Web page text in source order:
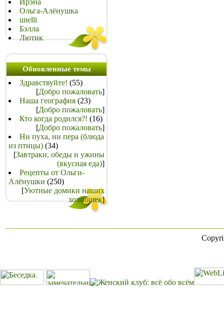
Ирэна
Ольга-Алёнушка
unelli
Бэлла
Лютик
Обновленные темы
Здравствуйте! (55)
[Добро пожаловать]
Наша география (23)
[Добро пожаловать]
Кто когда родился?! (16)
[Добро пожаловать]
Ни пуха, ни пера (блюда
из птицы) (34)
[Завтраки, обеды и ужины
(вкусная еда)]
Рецепты от Ольги-
Алёнушки (250)
[Уютные домики наших
хозяюшек]